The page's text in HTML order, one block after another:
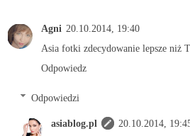
Agni 20.10.2014, 19:40
Asia fotki zdecydowanie lepsze niż
Odpowiedz
Odpowiedzi
asiablog.pl
20.10.2014,